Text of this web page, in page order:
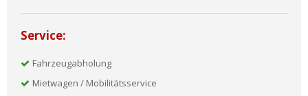
Service:
Fahrzeugabholung
Mietwagen / Mobilitätsservice